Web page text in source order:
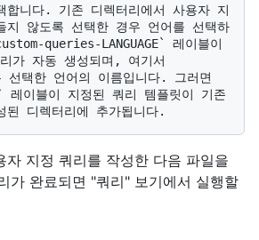
합니다. 기존 디렉터리에서 사용자 지
지 않도록 선택한 경우 언어를 선택하
queries-LANGUAGE` 레이블이
가 자동 생성되며, 여기서
선택한 언어의 이름입니다. 그러면
이블이 지정된 쿼리 템플릿이 기존
자 지정 쿼리를 작성한 다음 파일을
가 완료되면 "쿼리" 보기에서 실행할